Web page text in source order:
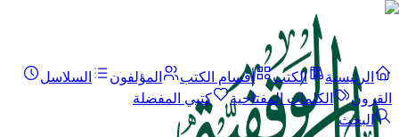
الرئيسية الكتب أقسام الكتب المؤلفون
السلاسل
القرون
الكلمات المفتاحية
كتبي المفضلة
البحث